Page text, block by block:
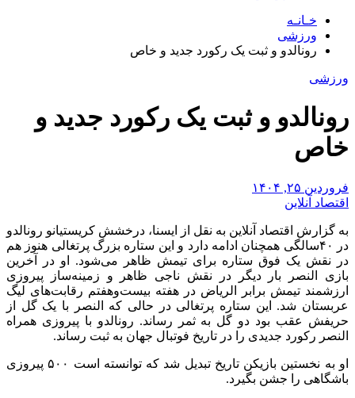
خـانـه
ورزشی
رونالدو و ثبت یک رکورد جدید و خاص
ورزشی
رونالدو و ثبت یک رکورد جدید و
خاص
فروردین ۲۵, ۱۴۰۴
اقتصاد آنلاین
به گزارش اقتصاد آنلاین به نقل از ایسنا، درخشش کریستیانو رونالدو
در ۴۰سالگی همچنان ادامه دارد و این ستاره بزرگ پرتغالی هنوز هم
در نقش یک فوق ستاره برای تیمش ظاهر می‌شود. او در آخرین
بازی النصر بار دیگر در نقش ناجی ظاهر و زمینه‌ساز پیروزی
ارزشمند تیمش برابر الریاض در هفته بیست‌وهفتم رقابت‌های لیگ
عربستان شد. این ستاره پرتغالی در حالی که النصر با یک گل از
حریفش عقب بود دو گل به ثمر رساند. رونالدو با پیروزی همراه
النصر رکورد جدیدی را در تاریخ فوتبال جهان به ثبت رساند.
او به نخستین بازیکن تاریخ تبدیل شد که توانسته است ۵۰۰ پیروزی
باشگاهی را جشن بگیرد.